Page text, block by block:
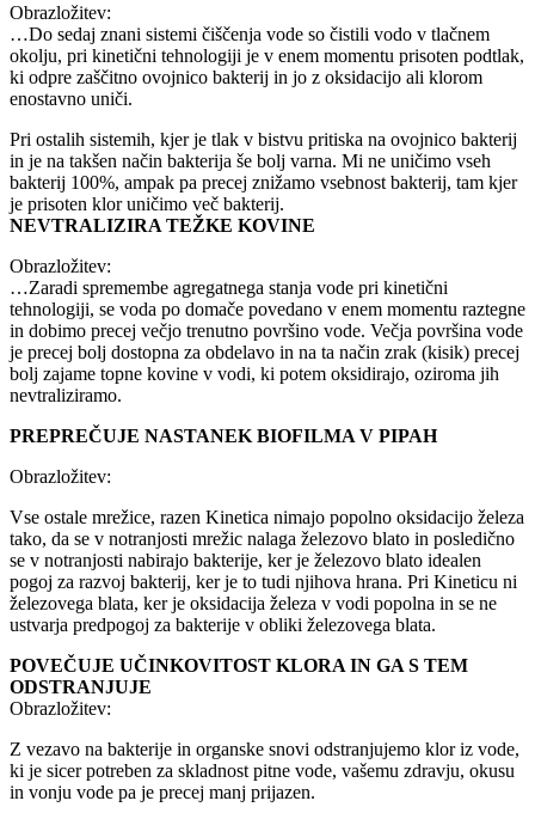
Obrazložitev:
…Do sedaj znani sistemi čiščenja vode so čistili vodo v tlačnem
okolju, pri kinetični tehnologiji je v enem momentu prisoten podtlak,
ki odpre zaščitno ovojnico bakterij in jo z oksidacijo ali klorom
enostavno uniči.
Pri ostalih sistemih, kjer je tlak v bistvu pritiska na ovojnico bakterij
in je na takšen način bakterija še bolj varna. Mi ne uničimo vseh
bakterij 100%, ampak pa precej znižamo vsebnost bakterij, tam kjer
je prisoten klor uničimo več bakterij.
NEVTRALIZIRA TEŽKE KOVINE
Obrazložitev:
…Zaradi spremembe agregatnega stanja vode pri kinetični
tehnologiji, se voda po domače povedano v enem momentu raztegne
in dobimo precej večjo trenutno površino vode. Večja površina vode
je precej bolj dostopna za obdelavo in na ta način zrak (kisik) precej
bolj zajame topne kovine v vodi, ki potem oksidirajo, oziroma jih
nevtraliziramo.
PREPREČUJE NASTANEK BIOFILMA V PIPAH
Obrazložitev:
Vse ostale mrežice, razen Kinetica nimajo popolno oksidacijo železa
tako, da se v notranjosti mrežic nalaga železovo blato in posledično
se v notranjosti nabirajo bakterije, ker je železovo blato idealen
pogoj za razvoj bakterij, ker je to tudi njihova hrana. Pri Kineticu ni
železovega blata, ker je oksidacija železa v vodi popolna in se ne
ustvarja predpogoj za bakterije v obliki železovega blata.
POVEČUJE UČINKOVITOST KLORA IN GA S TEM
ODSTRANJUJE
Obrazložitev:
Z vezavo na bakterije in organske snovi odstranjujemo klor iz vode,
ki je sicer potreben za skladnost pitne vode, vašemu zdravju, okusu
in vonju vode pa je precej manj prijazen.